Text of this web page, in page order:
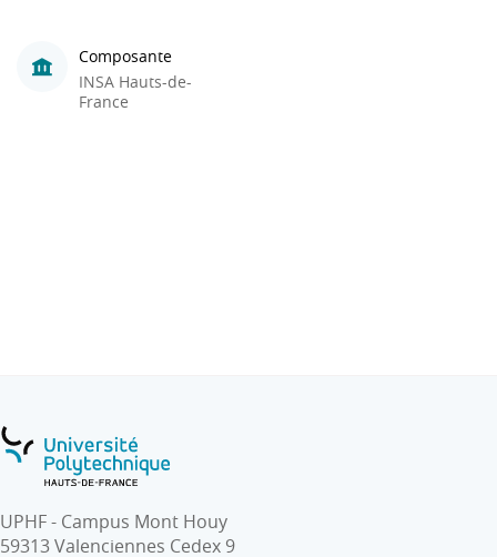
Composante
INSA Hauts-de-
France
UPHF - Campus Mont Houy
59313 Valenciennes Cedex 9